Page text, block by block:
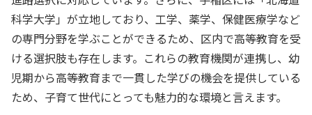
科学大学」が立地しており、工学、薬学、保健医療学など
の専門分野を学ぶことができるため、区内で高等教育を受
ける選択肢も存在します。これらの教育機関が連携し、幼
児期から高等教育まで一貫した学びの機会を提供している
ため、子育て世代にとっても魅力的な環境と言えます。